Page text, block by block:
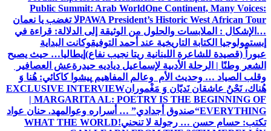
Public Summit: Arab WorldOne Continent, Many Voices:
PAWA President’s Historic West African Tourلا تغضب يا نعمان
…الإشكال : الملابسات والحلول من الوثيقة إلى الدلالة: قراءة في
إبستمولوجيا الكتابة التاريخية عند أحمد التوفيقوكانت البداية
عبوراً (قصيدة للشاعرة اللبنانية ريتا نجيب نفاع) إيطاليا… حيث يصبح
الشعر وطنًا | الرحلة الأدبية لإسماعيل دياديه حيدرةعش العصافير
وقلب الصياد … وحديث الأم وعالم المفاهيم پیشوا کاکائي: هُنا وَ
هُناك، نَحْنُ عاشقان نَديّان وَ مَغْمورانEXCLUSIVE INTERVIEW
| MARGARITA AL: POETRY IS THE BEGINNING OF
EVERYTHING“صندوق أجدادي” … أسراره وعوالمهد. حنان عواد
تكتب: حسام حسن … رجولة لا تنحني!WHAT THE WORLD